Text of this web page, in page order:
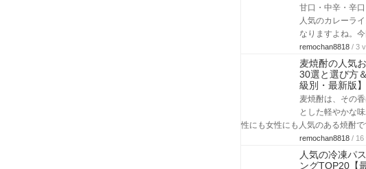
甘口・中辛・辛
人気のカレーラ
なりますよね。
remochan8818 / 3
麦焼酎の人気
30選と選び方
級別・最新版】
麦焼酎は、その
とした軽やかな
性にも女性にも人気のある焼酎
remochan8818 / 16
人気の冷凍パ
ングTOP20【